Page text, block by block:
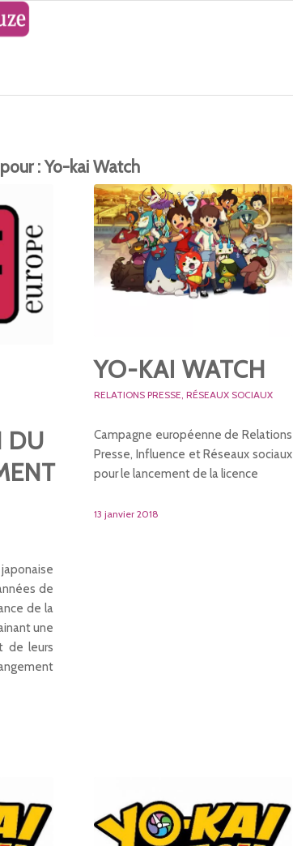
:Yo-kai Watch
DU
de
de la
une
de leurs
YO-KAI WATCH
RELATIONS PRESSE ,RÉSEAUX SOCIAUX
Campagne européenne de Relations
Presse, Influence et Réseaux sociaux
pour le lancement de la licence
13 janvier 2018